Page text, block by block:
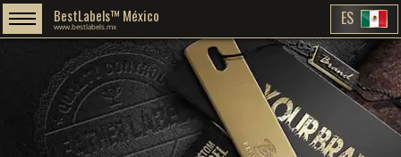
BestLabels™ México
www.bestlabels.mx ES